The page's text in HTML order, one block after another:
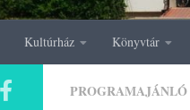
Kultúrház Könyvtár
PROGRAMAJÁNLÓ